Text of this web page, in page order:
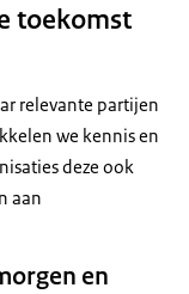
toekomst
relevante partijen
we kennis en
deze ook
aan
en